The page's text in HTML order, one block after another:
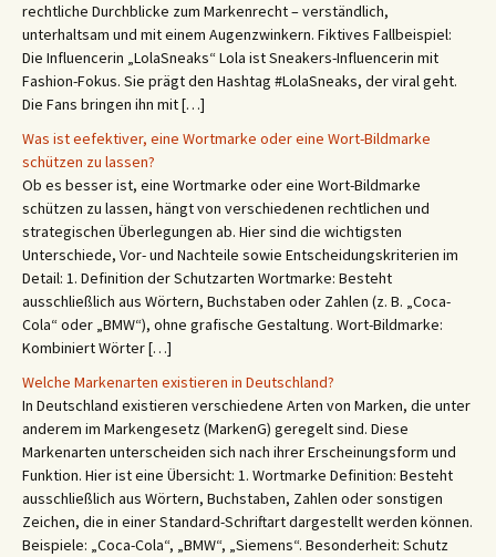
rechtliche Durchblicke zum Markenrecht – verständlich,
unterhaltsam und mit einem Augenzwinkern. Fiktives Fallbeispiel:
Die Influencerin „LolaSneaks“ Lola ist Sneakers-Influencerin mit
Fashion-Fokus. Sie prägt den Hashtag #LolaSneaks, der viral geht.
Die Fans bringen ihn mit […]
Was ist eefektiver, eine Wortmarke oder eine Wort-Bildmarke
schützen zu lassen?
Ob es besser ist, eine Wortmarke oder eine Wort-Bildmarke
schützen zu lassen, hängt von verschiedenen rechtlichen und
strategischen Überlegungen ab. Hier sind die wichtigsten
Unterschiede, Vor- und Nachteile sowie Entscheidungskriterien im
Detail: 1. Definition der Schutzarten Wortmarke: Besteht
ausschließlich aus Wörtern, Buchstaben oder Zahlen (z. B. „Coca-
Cola“ oder „BMW“), ohne grafische Gestaltung. Wort-Bildmarke:
Kombiniert Wörter […]
Welche Markenarten existieren in Deutschland?
In Deutschland existieren verschiedene Arten von Marken, die unter
anderem im Markengesetz (MarkenG) geregelt sind. Diese
Markenarten unterscheiden sich nach ihrer Erscheinungsform und
Funktion. Hier ist eine Übersicht: 1. Wortmarke Definition: Besteht
ausschließlich aus Wörtern, Buchstaben, Zahlen oder sonstigen
Zeichen, die in einer Standard-Schriftart dargestellt werden können.
Beispiele: „Coca-Cola“, „BMW“, „Siemens“. Besonderheit: Schutz